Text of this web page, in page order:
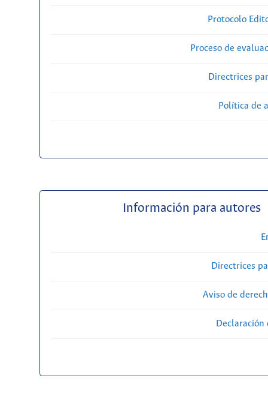
Protocolo
Proceso de
Directrices
Política de
Información para autores
Directrices
Aviso de